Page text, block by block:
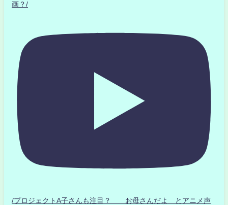
画？/
/プロジェクトA子さんも注目？ お母さんだよ とアニメ声